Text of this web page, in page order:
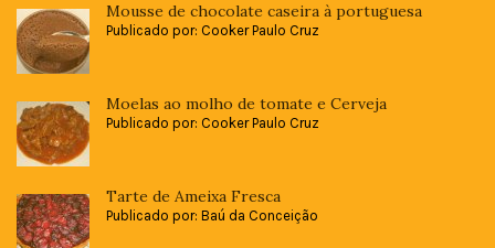
Mousse de chocolate caseira à portuguesa
Publicado por: Cooker Paulo Cruz
Moelas ao molho de tomate e Cerveja
Publicado por: Cooker Paulo Cruz
Tarte de Ameixa Fresca
Publicado por: Baú da Conceição